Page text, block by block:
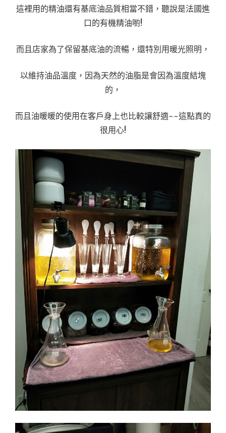
這裡用的精油還有基底油品質相當不錯，聽說是法國進
口的有機精油喲!
而且店家為了保留基底油的流暢，還特別用暖光照明，
以維持油品溫度，因為天然的油脂是會因為溫度結塊
的，
而且油暖暖的使用在客戶身上也比較讓舒適~~這點真的
很用心!